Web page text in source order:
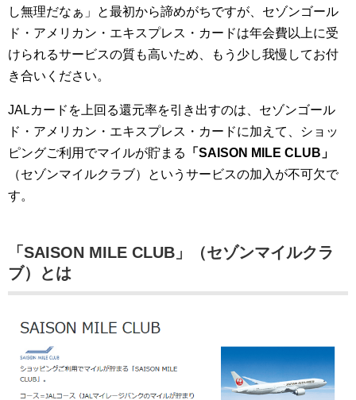
し無理だなぁ」と最初から諦めがちですが、セゾンゴール
ド・アメリカン・エキスプレス・カードは年会費以上に受
けられるサービスの質も高いため、もう少し我慢してお付
き合いください。
JALカードを上回る還元率を引き出すのは、セゾンゴール
ド・アメリカン・エキスプレス・カードに加えて、ショッ
ピングご利用でマイルが貯まる
「SAISON MILE CLUB」
（セゾンマイルクラブ）というサービスの加入が不可欠で
す。
「SAISON MILE CLUB」（セゾンマイルクラ
ブ）とは